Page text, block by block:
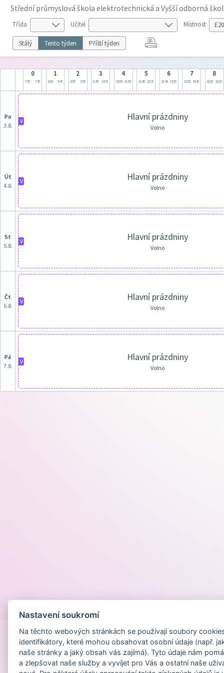
Střední průmyslová škola elektrotechnická a Vyšší odborná
Třída Učitel Místnost
Stálý Tento týden Příští týden
0
7:05 7:50
1
8:00 8:45
2
8:50 9:35
3
9:45 10:30
4
10:50 11:35
5
11:45 12:30
6
12:40 13:25
7
13:35 14:20
8
14:25 15:10
po
3.8.
V Hlavní prázdniny
Volno
út
4.8.
V Hlavní prázdniny
Volno
st
5.8.
V Hlavní prázdniny
Volno
čt
6.8.
V Hlavní prázdniny
Volno
pá
7.8.
V Hlavní prázdniny
Volno
Nastavení soukromí
Na těchto webových stránkách se používají soubory
identifikátory, které mohou obsahovat osobní údaje (např.
naše stránky a jaký obsah vás zajímá). Tyto údaje nám
a zlepšovat naše služby a vyvíjet pro Vás a ostatní naše